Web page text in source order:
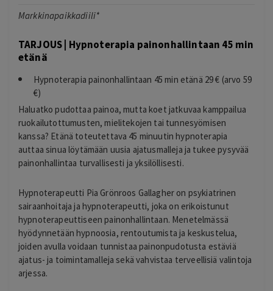
Markkinapaikkadiili*
TARJOUS | Hypnoterapia painonhallintaan 45 min
etänä
Hypnoterapia painonhallintaan 45 min etänä 29 € (arvo 59
€)
Haluatko pudottaa painoa, mutta koet jatkuvaa kamppailua
ruokailutottumusten, mielitekojen tai tunnesyömisen
kanssa? Etänä toteutettava 45 minuutin hypnoterapia
auttaa sinua löytämään uusia ajatusmalleja ja tukee pysyvää
painonhallintaa turvallisesti ja yksilöllisesti.
Hypnoterapeutti Pia Grönroos Gallagher on psykiatrinen
sairaanhoitaja ja hypnoterapeutti, joka on erikoistunut
hypnoterapeuttiseen painonhallintaan. Menetelmässä
hyödynnetään hypnoosia, rentoutumista ja keskustelua,
joiden avulla voidaan tunnistaa painonpudotusta estäviä
ajatus- ja toimintamalleja sekä vahvistaa terveellisiä valintoja
arjessa.